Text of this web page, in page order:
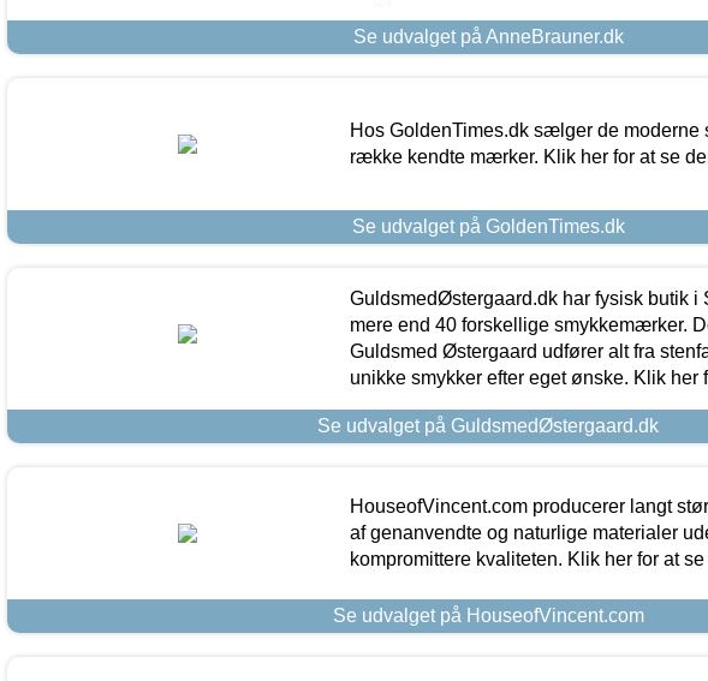
Se udvalget på AnneBrauner.dk
Hos GoldenTimes.dk sælger de moderne
række kendte mærker. Klik her for at se
Se udvalget på GoldenTimes.dk
GuldsmedØstergaard.dk har fysisk butik i
mere end 40 forskellige smykkemærker.
Guldsmed Østergaard udfører alt fra
unikke smykker efter eget ønske. Klik her
Se udvalget på GuldsmedØstergaard.dk
HouseofVincent.com producerer langt
af genanvendte og naturlige materialer
kompromittere kvaliteten. Klik her for at
Se udvalget på HouseofVincent.com